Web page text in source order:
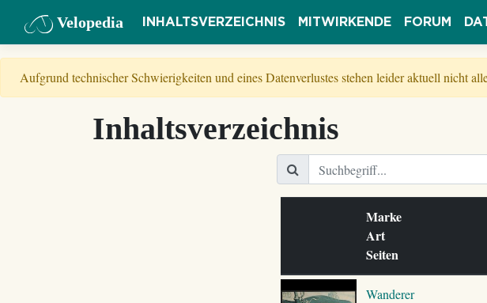
Velopedia INHALTSVERZEICHNIS MITWIRKENDE FORUM
Aufgrund technischer Schwierigkeiten und eines Datenverlustes stehen leider aktuell nicht
Inhaltsverzeichnis
Marke
Art
Seiten
Wanderer